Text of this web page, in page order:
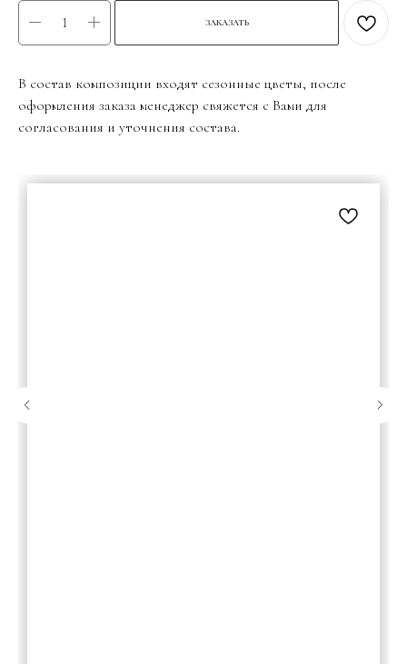
ЗАКАЗАТЬ
В состав композиции входят сезонные цветы, после
оформления заказа менеджер свяжется с Вами для
согласования и уточнения состава.